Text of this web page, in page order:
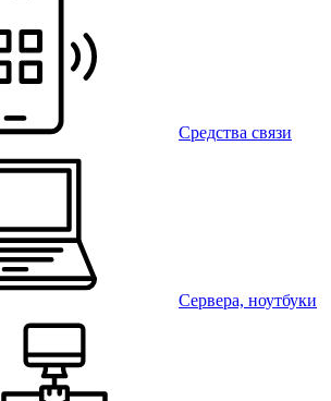
Средства связи
Сервера, ноутбуки